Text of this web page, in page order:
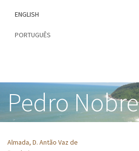
conteúdo
ENGLISH
PORTUGUÊS
Pedro Nobre
Almada, D. Antão Vaz de